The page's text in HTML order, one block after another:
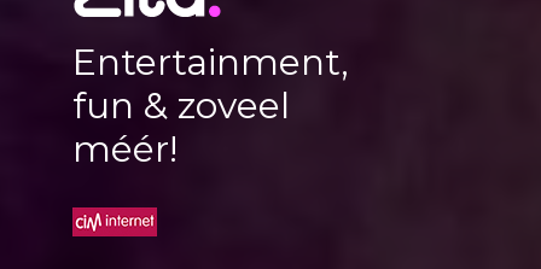
Entertainment,
fun & zoveel
méér!